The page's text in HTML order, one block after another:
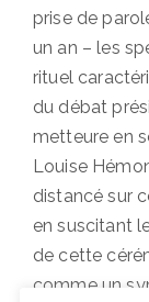
prise de
un an – les
rituel
du débat
metteure en
Louise
distancé sur
en suscitant
de cette
comme un